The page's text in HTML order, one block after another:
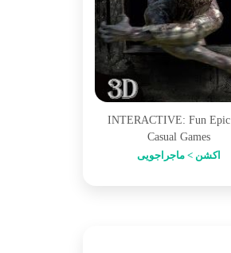
707 INTERACTIVE: Fun Epic
Casual Games
اکشن > ماجراجویی